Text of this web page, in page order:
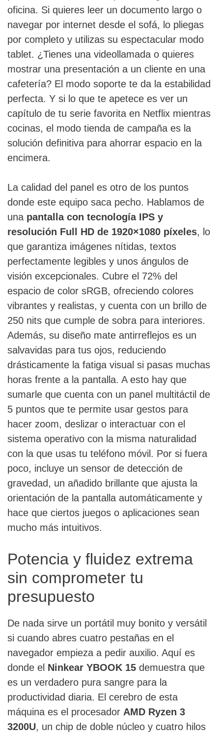
oficina. Si quieres leer un documento largo o
navegar por internet desde el sofá, lo pliegas
por completo y utilizas su espectacular modo
tablet. ¿Tienes una videollamada o quieres
mostrar una presentación a un cliente en una
cafetería? El modo soporte te da la estabilidad
perfecta. Y si lo que te apetece es ver un
capítulo de tu serie favorita en Netflix mientras
cocinas, el modo tienda de campaña es la
solución definitiva para ahorrar espacio en la
encimera.
La calidad del panel es otro de los puntos
donde este equipo saca pecho. Hablamos de
una pantalla con tecnología IPS y
resolución Full HD de 1920×1080 píxeles, lo
que garantiza imágenes nítidas, textos
perfectamente legibles y unos ángulos de
visión excepcionales. Cubre el 72% del
espacio de color sRGB, ofreciendo colores
vibrantes y realistas, y cuenta con un brillo de
250 nits que cumple de sobra para interiores.
Además, su diseño mate antirreflejos es un
salvavidas para tus ojos, reduciendo
drásticamente la fatiga visual si pasas muchas
horas frente a la pantalla. A esto hay que
sumarle que cuenta con un panel multitáctil de
5 puntos que te permite usar gestos para
hacer zoom, deslizar o interactuar con el
sistema operativo con la misma naturalidad
con la que usas tu teléfono móvil. Por si fuera
poco, incluye un sensor de detección de
gravedad, un añadido brillante que ajusta la
orientación de la pantalla automáticamente y
hace que ciertos juegos o aplicaciones sean
mucho más intuitivos.
Potencia y fluidez extrema
sin comprometer tu
presupuesto
De nada sirve un portátil muy bonito y versátil
si cuando abres cuatro pestañas en el
navegador empieza a pedir auxilio. Aquí es
donde el Ninkear YBOOK 15 demuestra que
es un verdadero pura sangre para la
productividad diaria. El cerebro de esta
máquina es el procesador AMD Ryzen 3
3200U, un chip de doble núcleo y cuatro hilos